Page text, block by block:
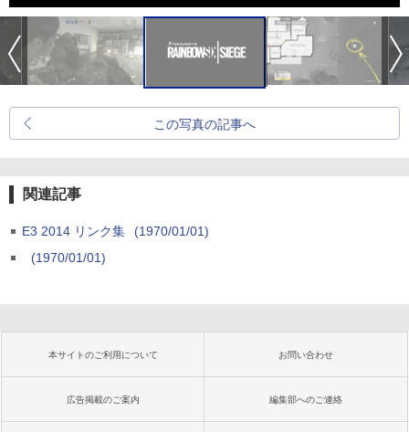
この写真の記事へ
関連記事
E3 2014 リンク集
(1970/01/01)
(1970/01/01)
本サイトのご利用について お問い合わせ
広告掲載のご案内 編集部へのご連絡